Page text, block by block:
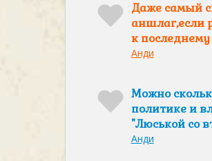
Даже самый
аншлаг,если
к
Анди
Можно
политике и
"Люськой со
Анди